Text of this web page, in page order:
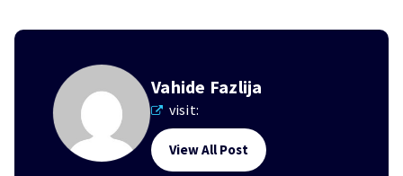
Vahide Fazlija
visit:
View All Post